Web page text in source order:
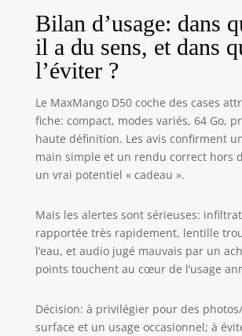
Bilan d’usage: dans
il a du sens, et dans
l’éviter ?
Le MaxMango D50 coche des cases
fiche: compact, modes variés, 64 Go,
haute définition. Les avis confirment
main simple et un rendu correct hors
un vrai potentiel « cadeau ».
Mais les alertes sont sérieuses:
rapportée très rapidement, lentille
l’eau, et audio jugé mauvais par un
points touchent au cœur de l’usage
Décision: à privilégier pour des
surface et un usage occasionnel; à